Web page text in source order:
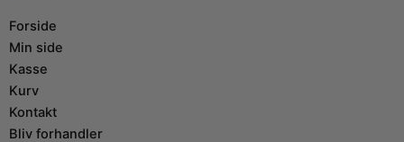
Forside
Min side
Kasse
Kurv
Kontakt
Bliv forhandler